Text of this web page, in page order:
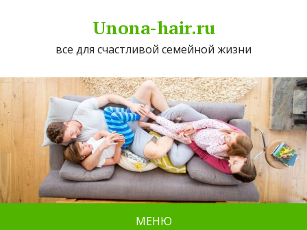
Unona-hair.ru
все для счастливой семейной жизни
МЕНЮ